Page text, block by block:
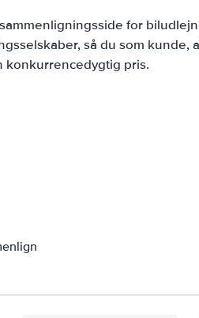
for
så du som kunde,
konkurrencedygtig pris.